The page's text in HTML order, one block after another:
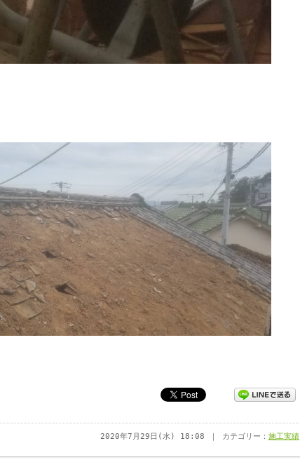
2020年7月29日(水) 18:08 ｜ カテゴリー： 施工実績